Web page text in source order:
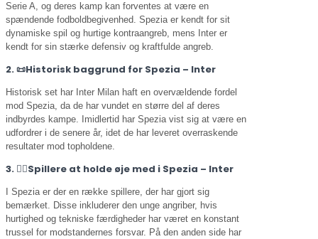
Serie A, og deres kamp kan forventes at være en
spændende fodboldbegivenhed. Spezia er kendt for sit
dynamiske spil og hurtige kontraangreb, mens Inter er
kendt for sin stærke defensiv og kraftfulde angreb.
2. 📜Historisk baggrund for Spezia – Inter
Historisk set har Inter Milan haft en overvældende fordel
mod Spezia, da de har vundet en større del af deres
indbyrdes kampe. Imidlertid har Spezia vist sig at være en
udfordrer i de senere år, idet de har leveret overraskende
resultater mod topholdene.
3. 🏃‍♂️Spillere at holde øje med i Spezia – Inter
I Spezia er der en række spillere, der har gjort sig
bemærket. Disse inkluderer den unge angriber, hvis
hurtighed og tekniske færdigheder har været en konstant
trussel for modstandernes forsvar. På den anden side har